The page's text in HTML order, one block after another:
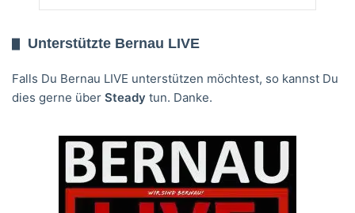
Unterstützte Bernau LIVE
Falls Du Bernau LIVE unterstützen möchtest, so kannst Du
dies gerne über Steady tun. Danke.